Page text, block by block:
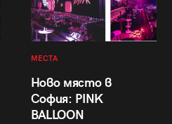
МЕСТА
Ново място в
София: PINK
BALLOON